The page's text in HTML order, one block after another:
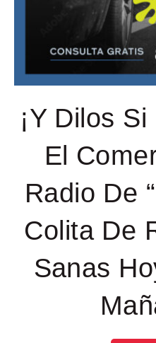
¡Y Dilos
El
Radio De
Colita De
Sanas